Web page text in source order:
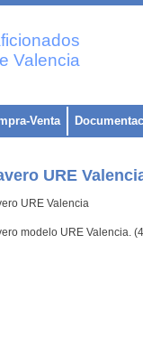
Valencia
Venta
URE
URE Valencia
modelo URE Valencia.